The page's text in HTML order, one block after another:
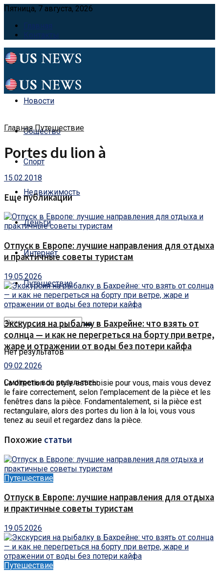
Пятница, 7 августа, 2026
Главная
Контакты
Новости
Общество
Спорт
Недвижимость
Деньги
Интернет
Путешествие
Нет результатов
Смотреть все результаты
Главная Путешествие
Portes du lion à
15.02.2018
Еще публикации
Отпуск в Европе: лучшие направления для отдыха
и практичные советы туристам
19.05.2026
Экскурсия на рыбалку в Бахрейне: что взять от
солнца — и как не перегреться на борту при ветре,
жаре и отражении от воды без потери кайфа
09.02.2026
La direction du style est choisie pour vous, mais vous devez
le faire correctement, selon l’emplacement de la pièce et les
fenêtres dans la pièce. Fondamentalement, si la pièce est
rectangulaire, alors des portes du lion à la loi, vous vous
tenez au seuil et regardez dans la pièce.
Похожие статьи
Путешествие
Отпуск в Европе: лучшие направления для отдыха
и практичные советы туристам
19.05.2026
Путешествие